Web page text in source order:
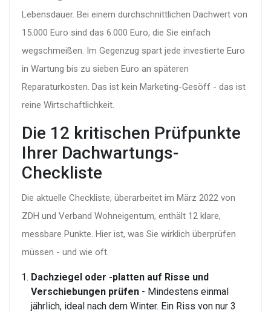
Lebensdauer. Bei einem durchschnittlichen Dachwert von
15.000 Euro sind das 6.000 Euro, die Sie einfach
wegschmeißen. Im Gegenzug spart jede investierte Euro
in Wartung bis zu sieben Euro an späteren
Reparaturkosten. Das ist kein Marketing-Gesöff - das ist
reine Wirtschaftlichkeit.
Die 12 kritischen Prüfpunkte
Ihrer Dachwartungs-
Checkliste
Die aktuelle Checkliste, überarbeitet im März 2022 von
ZDH und Verband Wohneigentum, enthält 12 klare,
messbare Punkte. Hier ist, was Sie wirklich überprüfen
müssen - und wie oft.
Dachziegel oder -platten auf Risse und
Verschiebungen prüfen - Mindestens einmal
jährlich, ideal nach dem Winter. Ein Riss von nur 3